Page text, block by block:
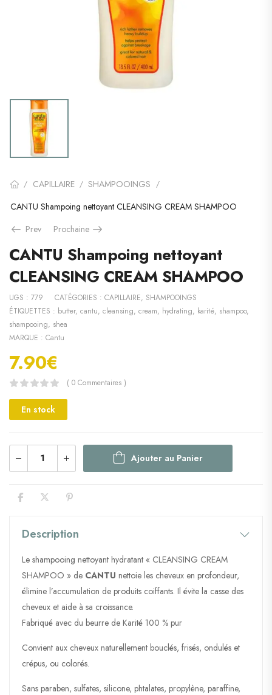
/ CAPILLAIRE / SHAMPOOINGS /
CANTU Shampoing nettoyant CLEANSING CREAM SHAMPOO
Prev
Prochaine
CANTU Shampoing nettoyant
CLEANSING CREAM SHAMPOO
UGS : 779 CATÉGORIES : CAPILLAIRE, SHAMPOOINGS
ÉTIQUETTES : butter, cantu, cleansing, cream, hydrating, karité, shampoo,
shampooing, shea
MARQUE : Cantu
7.90€
( 0 Commentaires )
En stock
Ajouter au Panier
Description
Le shampooing nettoyant hydratant « CLEANSING CREAM
SHAMPOO » de CANTU nettoie les cheveux en profondeur,
élimine l’accumulation de produits coiffants. Il évite la casse des
cheveux et aide à sa croissance.
Fabriqué avec du beurre de Karité 100 % pur
Convient aux cheveux naturellement bouclés, frisés, ondulés et
crépus, ou colorés.
Sans paraben, sulfates, silicone, phtalates, propylène, paraffine,